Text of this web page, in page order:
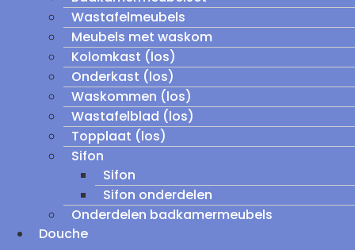
Wastafelmeubels
Meubels met waskom
Kolomkast (los)
Onderkast (los)
Waskommen (los)
Wastafelblad (los)
Topplaat (los)
Sifon
Sifon
Sifon onderdelen
Onderdelen badkamermeubels
Douche